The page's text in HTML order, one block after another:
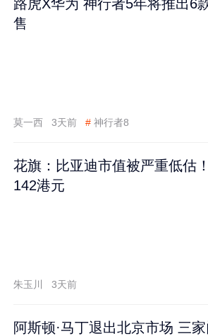
路虎X华为 神行者5年将推出6
售
莫一西 3天前 # 神行者8
花旗：比亚迪市值被严重低估
142港元
朱玉川 3天前
阿斯顿·马丁退出北京市场 三